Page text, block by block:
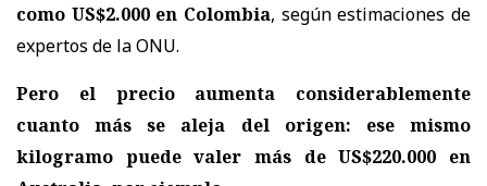
como US$2.000 en Colombia, según estimaciones de
expertos de la ONU.
Pero el precio aumenta considerablemente
cuanto más se aleja del origen: ese mismo
kilogramo puede valer más de US$220.000 en